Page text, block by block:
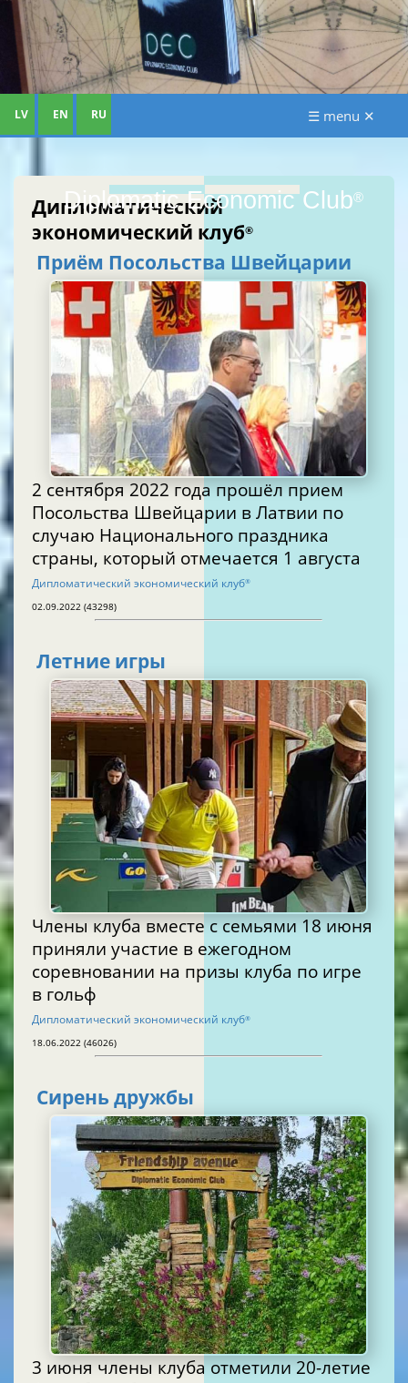
Diplomatic Economic Club®
LV EN RU ☰ menu ✕
Дипломатический
экономический клуб®
Приём Посольства Швейцарии
2 сентября 2022 года прошёл прием
Посольства Швейцарии в Латвии по
случаю Национального праздника
страны, который отмечается 1 августа
Дипломатический экономический клуб®
02.09.2022 (43298)
Летние игры
Члены клуба вместе с семьями 18 июня
приняли участие в ежегодном
соревновании на призы клуба по игре
в гольф
Дипломатический экономический клуб®
18.06.2022 (46026)
Сирень дружбы
3 июня члены клуба отметили 20-летие